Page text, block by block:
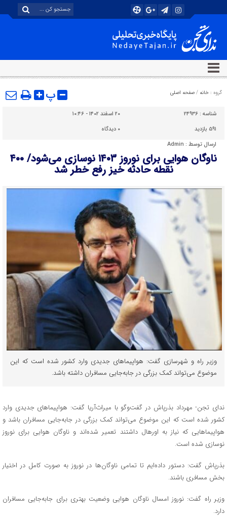
گروه : خانه / صفحه اصلی پ
شناسه : ۲۴۹۳۶
۲۰ اسفند ۱۴۰۲ - ۱۰:۴۶
۵۹۱ بازدید
۰ دیدگاه
ارسال توسط : Admin
ناوگان هوایی برای نوروز ۱۴۰۳ نوسازی می‌شود/ ۴۰۰
نقطه حادثه خیز رفع خطر شد
وزیر راه و شهرسازی گفت: هواپیماهای جدیدی وارد کشور شده است که این
موضوع می‌تواند کمک بزرگی در جابه‌جایی مسافران داشته باشد.
ندای تجن- مهرداد بذرپاش در گفت‌وگو با میراث‌آریا گفت: هواپیماهای جدیدی وارد
کشور شده است که این موضوع می‌تواند کمک بزرگی در جابه‌جایی مسافران باشد و
هواپیماهایی که نیاز به اورهال داشتند تعمیر شده‌اند و ناوگان هوایی برای نوروز
نوسازی شده است.
بذرپاش گفت: دستور داده‌ایم تا تمامی ناوگان‌ها در نوروز به صورت کامل در اختیار
بخش مسافری باشند.
وزیر راه گفت: نوروز امسال ناوگان هوایی وضعیت بهتری برای جابه‌جایی مسافران
دارد.